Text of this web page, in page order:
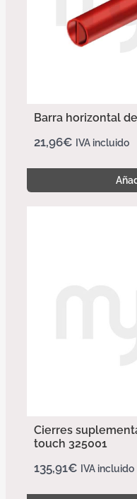
Barra horizontal
21,96€ IVA incluido
Cierres
touch 325001
135,91€ IVA incluido